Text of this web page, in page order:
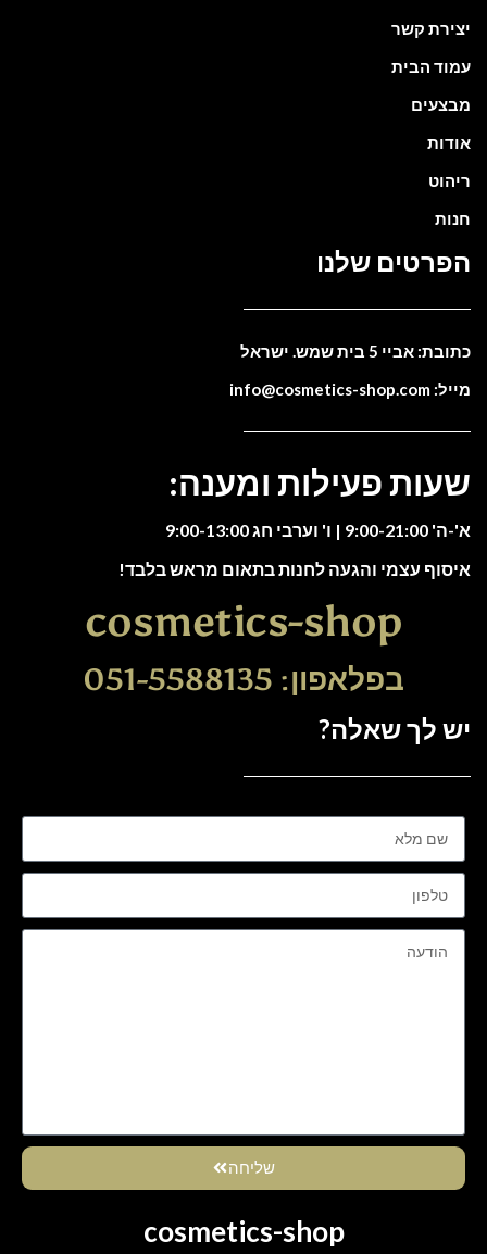
יצירת קשר
עמוד הבית
מבצעים
אודות
ריהוט
חנות
הפרטים שלנו
כתובת: אביי 5 בית שמש. ישראל
מייל: info@cosmetics-shop.com
שעות פעילות ומענה:
א'-ה' 9:00-21:00 | ו' וערבי חג 9:00-13:00
איסוף עצמי והגעה לחנות בתאום מראש בלבד!
cosmetics-shop
בפלאפון: 051-5588135
יש לך שאלה?
שליחה
cosmetics-shop